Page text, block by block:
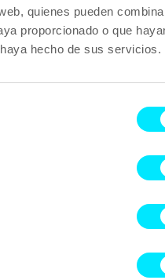
quienes pueden
proporcionado o que
hecho de sus servicios.